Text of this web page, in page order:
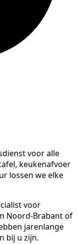
voor alle
keukenafvoer
lossen we elke
voor
Noord-Brabant of
jarenlange
bij u zijn.